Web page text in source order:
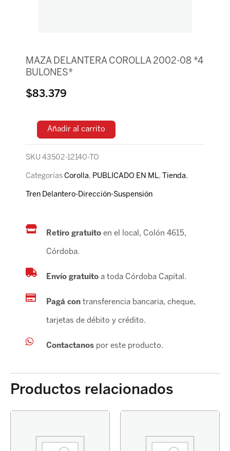
MAZA DELANTERA COROLLA 2002-08 *4
BULONES*
$83.379
Añadir al carrito
SKU 43502-12140-TO
Categorías Corolla, PUBLICADO EN ML, Tienda,
Tren Delantero-Dirección-Suspensión
Retiro gratuito en el local, Colón 4615,
Córdoba.
Envío gratuitoa toda Córdoba Capital.
Pagá contransferencia bancaria, cheque,
tarjetas de débito y crédito.
Contactanospor este producto.
Productos relacionados